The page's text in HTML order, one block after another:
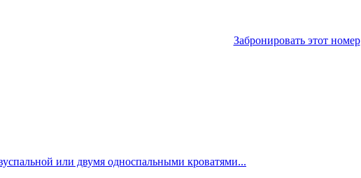
Забронировать этот номер
или двумя односпальными кроватями...